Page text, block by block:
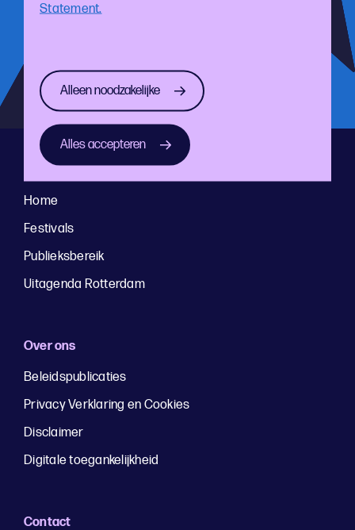
Statement.
Alleen noodzakelijke
Alles accepteren
festivalontwikkelingen
Direct naar
Home
Festivals
Publieksbereik
Uitagenda Rotterdam
Over ons
Beleidspublicaties
Privacy Verklaring en Cookies
Disclaimer
Digitale toegankelijkheid
Contact